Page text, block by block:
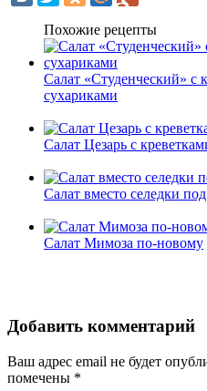
Похожие рецепты
Салат «Студенческий» с
сухариками
Салат Цезарь с
Салат вместо селедки
Салат Мимоза по-новому
Добавить комментарий
Ваш адрес email не будет
помечены *